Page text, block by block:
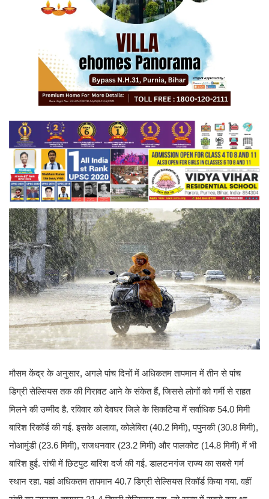
मौसम केंद्र के अनुसार, अगले पांच दिनों में अधिकतम तापमान में तीन से पांच
डिग्री सेल्सियस तक की गिरावट आने के संकेत हैं, जिससे लोगों को गर्मी से राहत
मिलने की उम्मीद है. रविवार को देवघर जिले के सिकटिया में सर्वाधिक 54.0 मिमी
बारिश रिकॉर्ड की गई. इसके अलावा, कोलेबिरा (40.2 मिमी), पपुनकी (30.8 मिमी),
नोआमुंडी (23.6 मिमी), राजधनवार (23.2 मिमी) और पालकोट (14.8 मिमी) में भी
बारिश हुई. रांची में छिटपुट बारिश दर्ज की गई. डालटनगंज राज्य का सबसे गर्म
स्थान रहा. यहां अधिकतम तापमान 40.7 डिग्री सेल्सियस रिकॉर्ड किया गया. वहीं